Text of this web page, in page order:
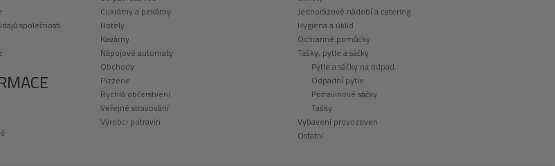
společnosti
Cukrárny a pekárny
Hotely
Kavárny
Nápojové automaty
Obchody
Pizzerie
Rychlá občerstvení
Veřejné stravování
Výrobci potravin
Jednorázové nádobí a catering
Hygiena a úklid
Ochranné pomůcky
Tašky, pytle a sáčky
Pytle a sáčky na odpad
Odpadní pytle
Potravinové sáčky
Tašky
Vybavení provozoven
Ostatní